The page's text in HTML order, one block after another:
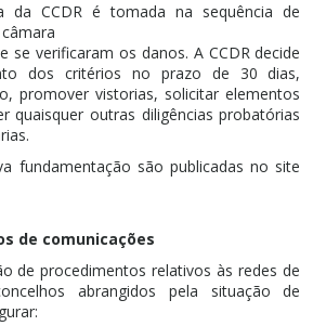
da CCDR é tomada na sequência de
se verificaram os danos. A CCDR decide
dos critérios no prazo de 30 dias,
promover vistorias, solicitar elementos
quaisquer outras diligências probatórias
fundamentação são publicadas no site
de comunicações
de procedimentos relativos às redes de
abrangidos pela situação de